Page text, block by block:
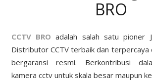
BRO
CCTV BRO adalah salah satu pioner
Distributor CCTV terbaik dan terpercaya
bergaransi resmi. Berkontribusi
kamera cctv untuk skala besar maupun